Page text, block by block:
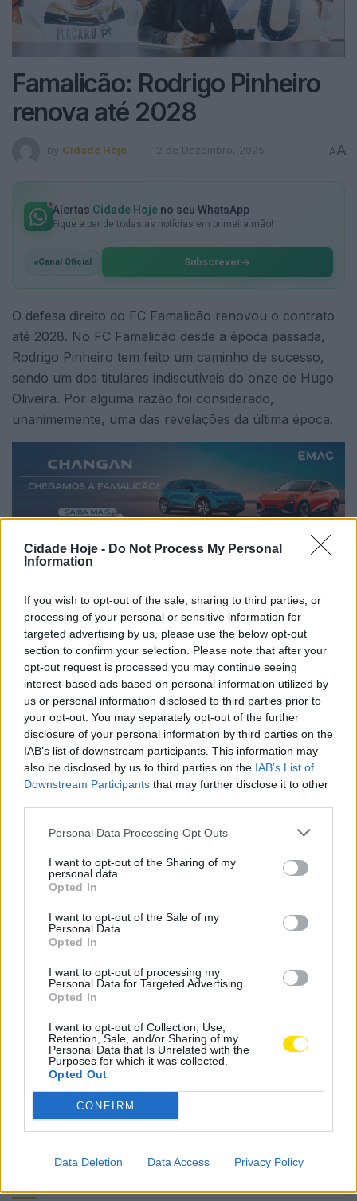
Cidade Hoje - Do Not Process My Personal
Information
If you wish to opt-out of the sale, sharing to third parties, or
processing of your personal or sensitive information for
targeted advertising by us, please use the below opt-out
section to confirm your selection. Please note that after your
opt-out request is processed you may continue seeing
interest-based ads based on personal information utilized by
us or personal information disclosed to third parties prior to
your opt-out. You may separately opt-out of the further
disclosure of your personal information by third parties on the
IAB’s list of downstream participants. This information may
also be disclosed by us to third parties on the IAB’s List of
Downstream Participants that may further disclose it to other
Personal Data Processing Opt Outs
I want to opt-out of the Sharing of my
personal data.
Opted In
I want to opt-out of the Sale of my
Personal Data.
Opted In
I want to opt-out of processing my
Personal Data for Targeted Advertising.
Opted In
I want to opt-out of Collection, Use,
Retention, Sale, and/or Sharing of my
Personal Data that Is Unrelated with the
Purposes for which it was collected.
Opted Out
CONFIRM
Data Deletion Data Access Privacy Policy
Famalicão: Rodrigo Pinheiro
renova até 2028
by Cidade Hoje 2 de Dezembro, 2025 AA
Alertas Cidade Hoje no seu WhatsApp
Fique a par de todas as notícias em primeira mão!
Canal Oficial Subscrever
O defesa direito do FC Famalicão renovou o contrato
até 2028. No FC Famalicão desde a época passada,
Rodrigo Pinheiro tem feito um caminho de sucesso,
sendo um dos titulares indiscutíveis do onze de Hugo
Oliveira. Por alguma razão foi considerado,
unanimemente, uma das revelações da última época.
A recompensa do seu trabalho foi, também, a
da Europa de sub-21, prova em que assumiu a
condição de titular indiscutível.
A renovação «demonstra a confiança que o clube tem
em mim e, simultaneamente, a confiança que tenho no
clube. Sinto-me muito feliz e estou grato ao Futebol
Clube de Famalicão por me ter permitido crescer do
ponto de vista futebolístico e em termos humanos»,
refere Rodrigo Pinheiro que desde que chegou a
Famalicão tem conseguido tudo o que idealizou.
O balanço é, por isso, «positivo», embora reconheça
que «o início não foi fácil, mas consegui elevar o meu
nível de jogo de forma gradual. Os jogos permitiram-
táticos e técnicos».
verdadeira união no grupo e do apoio dos adeptos,
pois ajudam-nos a estar mais próximos de ganhar os
jogos».
2028 defesa famalicão
futebol
renovacao
Rodrigo pinheiro